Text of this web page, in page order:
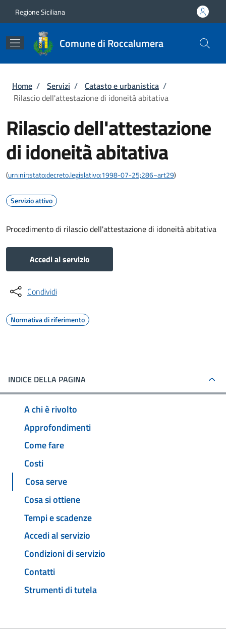
Regione Siciliana
Comune di Roccalumera
Briciole di pane
Home / Servizi / Catasto e urbanistica /
Rilascio dell'attestazione di idoneità abitativa
Rilascio dell'attestazione
di idoneità abitativa
(urn:nir:stato:decreto.legislativo:1998-07-25;286~art29)
Servizio attivo
Procedimento di rilascio dell'attestazione di idoneità abitativa
Accedi al servizio
Condividi
Normativa di riferimento
INDICE DELLA PAGINA
A chi è rivolto
Approfondimenti
Come fare
Costi
Cosa serve
Cosa si ottiene
Tempi e scadenze
Accedi al servizio
Condizioni di servizio
Contatti
Strumenti di tutela